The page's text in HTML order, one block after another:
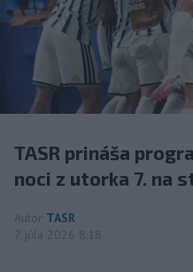
TASR prináša
noci z utorka 7. na
Autor TASR
7. júla 2026 8:18